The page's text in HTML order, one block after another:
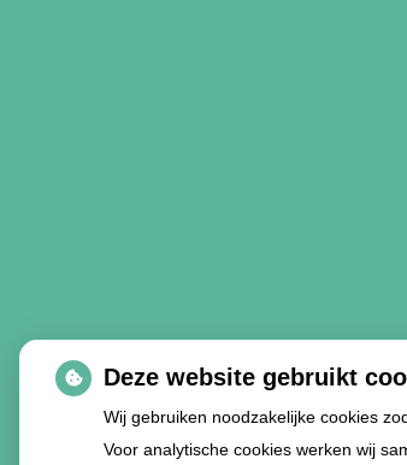
Deze website gebruikt
Wij gebruiken noodzakelijke cookies
Voor analytische cookies werken wij